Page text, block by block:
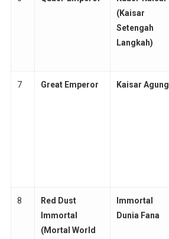
(Kaisar
Setengah
Langkah)
7 Great Emperor Kaisar Agung
8
Red Dust
Immortal
(Mortal World
Immortal
Dunia Fana